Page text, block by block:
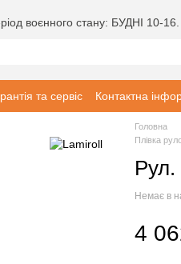
воєнного стану: БУДНІ 10-16.
та сервіс Контактна
Головна
Плівка
Рул.
Немає в
4